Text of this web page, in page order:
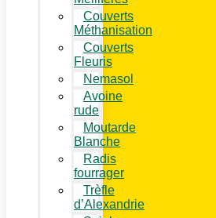
Couverts
Méthanisation
Couverts
Fleuris
Nemasol
Avoine
rude
Moutarde
Blanche
Radis
fourrager
Trèfle
d’Alexandrie